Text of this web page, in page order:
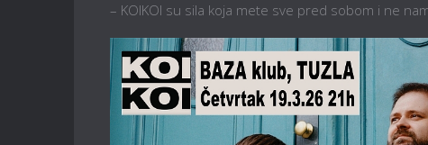
– KOIKOI su sila koja mete sve pred sobom i ne